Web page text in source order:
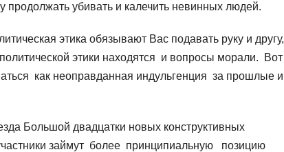
продолжать убивать и калечить невинных людей.
этика обязывают Вас подавать руку и другу,
этики находятся и вопросы морали. Вот
как неоправданная индульгенция за прошлые и
Большой двадцатки новых конструктивных
займут более принципиальную позицию